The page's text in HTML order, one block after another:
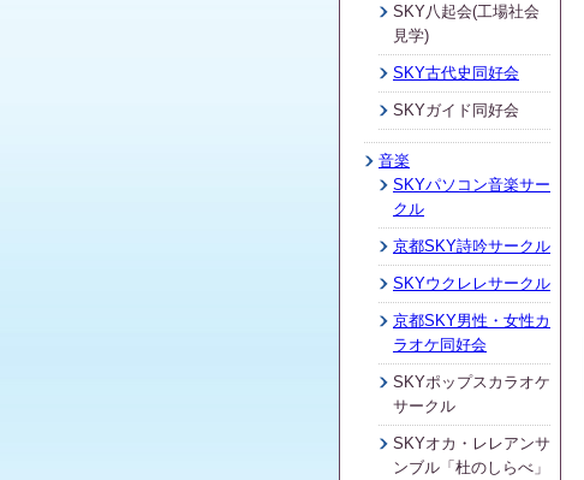
SKY八起会(工場社会
見学)
SKY古代史同好会
SKYガイド同好会
音楽
SKYパソコン音楽サー
クル
京都SKY詩吟サークル
SKYウクレレサークル
京都SKY男性・女性カ
ラオケ同好会
SKYポップスカラオケ
サークル
SKYオカ・レレアンサ
ンブル「杜のしらべ」